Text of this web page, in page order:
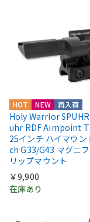
HOT NEW 再入荷
Holy Warrior
uhr RDF Aimpoint
25インチ ハイマウン
ch G33/G43 マグニ
リップマウント
￥9,900
在庫あり